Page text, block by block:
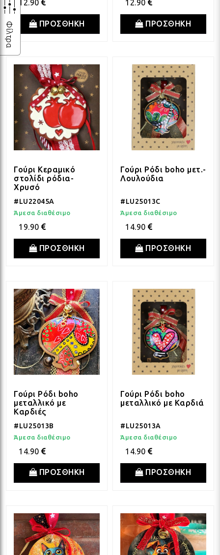
Φίλτρα
12.90
ΠΡΟΣΘΗΚΗ
12.90
ΠΡΟΣΘΗΚΗ
Γούρι Κεραμικό
στολίδι ρόδια-
Χρυσό
#LU22045A
Άμεσα διαθέσιμο
19.90
ΠΡΟΣΘΗΚΗ
Γούρι Ρόδι boho μετ.-
Λουλούδια
#LU25013C
Άμεσα διαθέσιμο
14.90
ΠΡΟΣΘΗΚΗ
Γούρι Ρόδι boho
μεταλλικό με
Καρδιές
#LU25013B
Άμεσα διαθέσιμο
14.90
ΠΡΟΣΘΗΚΗ
Γούρι Ρόδι boho
μεταλλικό με Καρδιά
#LU25013A
Άμεσα διαθέσιμο
14.90
ΠΡΟΣΘΗΚΗ